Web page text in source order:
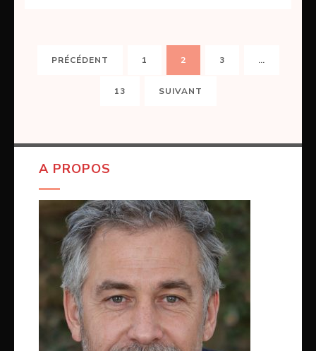
Pagination
publications
PRÉCÉDENT PAGE
1 PAGE
2 PAGE
3 …
PAGE
13 SUIVANT
A PROPOS